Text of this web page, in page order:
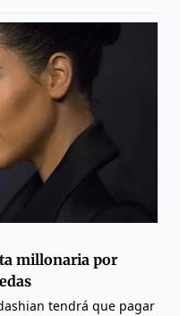
millonaria por
tendrá que pagar